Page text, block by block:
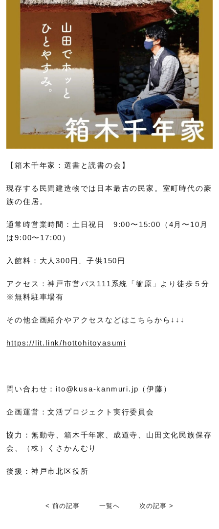
【箱木千年家：選書と読書の会】
現存する民間建造物では日本最古の民家。室町時代の豪
族の住居。
通常時営業時間：土日祝日 9:00〜15:00（4月〜10月
は9:00〜17:00）
入館料：大人300円、子供150円
アクセス：神戸市営バス111系統「衝原」より徒歩５分
※無料駐車場有
その他企画紹介やアクセスなどはこちらから↓↓↓
https://lit.link/hottohitoyasumi
問い合わせ：ito@kusa-kanmuri.jp（伊藤）
企画運営：文活プロジェクト実行委員会
協力：無動寺、箱木千年家、成道寺、山田文化民族保存
会、（株）くさかんむり
後援：神戸市北区役所
< 前の記事 一覧へ 次の記事 >